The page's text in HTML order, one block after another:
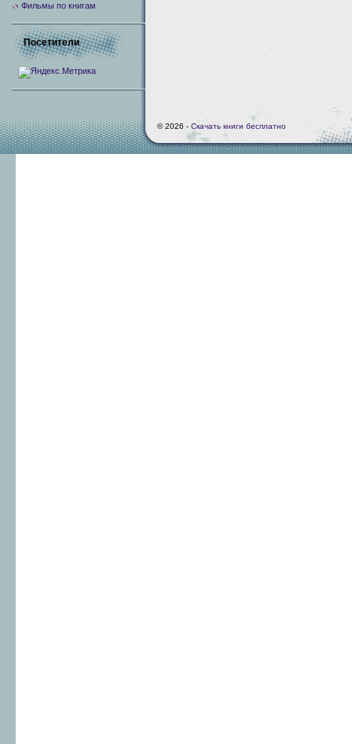
Фильмы по книгам
Посетители
© 2026 - Скачать книги бесплатно